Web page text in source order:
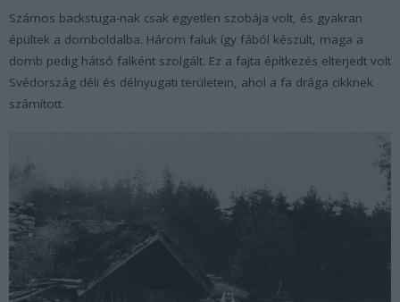
Számos backstuga-nak csak egyetlen szobája volt, és gyakran
épültek a domboldalba. Három faluk így fából készült, maga a
domb pedig hátsó falként szolgált. Ez a fajta építkezés elterjedt volt
Svédország déli és délnyugati területein, ahol a fa drága cikknek
számított.